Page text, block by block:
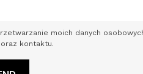
moich danych
kontaktu.